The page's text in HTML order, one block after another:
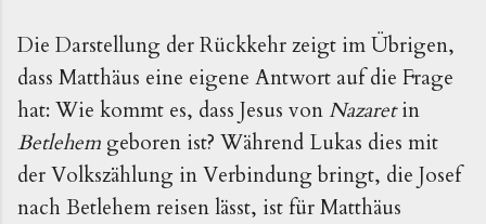
Die Darstellung der Rückkehr zeigt im Übrigen,
dass Matthäus eine eigene Antwort auf die Frage
hat: Wie kommt es, dass Jesus vonNazaretin
Betlehem geboren ist? Während Lukas dies mit
der Volkszählung in Verbindung bringt, die Josef
nach Betlehem reisen lässt, ist für Matthäus